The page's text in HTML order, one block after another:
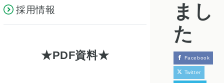
採用情報
PDF資料
まし
た
Facebook
Twitter